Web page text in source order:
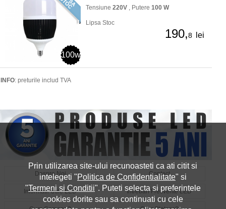
100w
Tensiune 220V , Putere 100 W
Lipsa Stoc
190,8 lei
INFO: preturile includ TVA
Despre Noi Contact
Informatii Utile LED Intrebari Frecvente LED
Prin utilizarea site-ului recunoasteti ca ati citit si
intelegeti "Politica de Confidentialitate" si
"Termeni si Conditii". Puteti selecta si preferintele
cookies dorite sau sa continuati cu cele